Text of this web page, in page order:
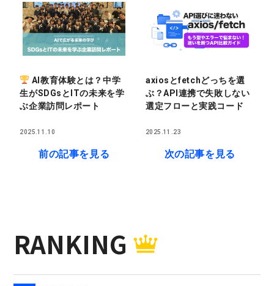
AI教育体験とは？中学
生がSDGsとITの未来を学
ぶ企業訪問レポート
2025.11.10
前の記事を見る
axiosとfetchどっちを選
ぶ？API連携で失敗しない
選定フローと実践コード
2025.11.23
次の記事を見る
RANKING